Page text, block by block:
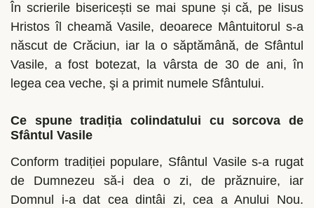
În scrierile bisericești se mai spune și că, pe Iisus
Hristos îl cheamă Vasile, deoarece Mântuitorul s-a
născut de Crăciun, iar la o săptămână, de Sfântul
Vasile, a fost botezat, la vârsta de 30 de ani, în
legea cea veche, şi a primit numele Sfântului.
Ce spune tradiția colindatului cu sorcova de
Sfântul Vasile
Conform tradiției populare, Sfântul Vasile s-a rugat
de Dumnezeu să-i dea o zi, de prăznuire, iar
Domnul i-a dat cea dintâi zi, cea a Anului Nou.